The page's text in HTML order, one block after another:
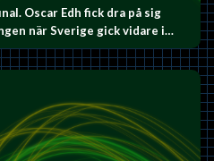
Oscar Edh fick dra på sig
när Sverige gick vidare i…